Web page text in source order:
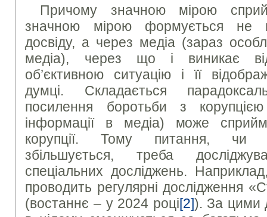
Причому значною мірою
значною мірою формується не
досвіду, а через медіа (зараз
медіа), через що і виникає
об’єктивною ситуацію і її
думці. Складається
посилення боротьби з
інформації в медіа) може
корупції. Тому питання, чи
збільшується, треба
спеціальних досліджень.
проводить регулярні дослідження
(востаннє – у 2024 році[2]). За цими